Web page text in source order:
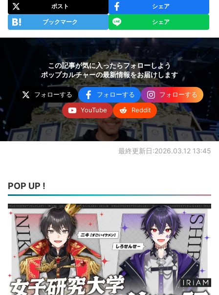
ポスト シェア
ブックマーク シェア
この記事が気に入ったらフォローしよう
ポップカルチャーの最新情報をお届けします
フォローする フォローする
フォローする
YouTube
Reddit
最終更新日:2026.03.12 13:45
POP UP !